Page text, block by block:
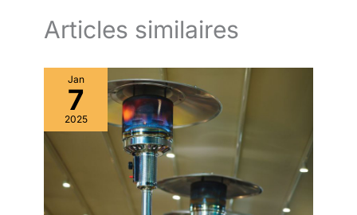
Articles similaires
Jan
7
2025